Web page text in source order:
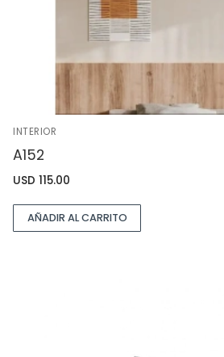
INTERIOR
A152
USD 115.00
AÑADIR AL CARRITO